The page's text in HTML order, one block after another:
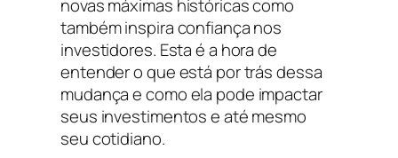
novas máximas históricas como
também inspira confiança nos
investidores. Esta é a hora de
entender o que está por trás dessa
mudança e como ela pode impactar
seus investimentos e até mesmo
seu cotidiano.